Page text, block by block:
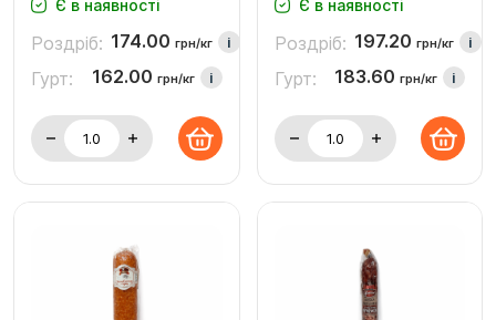
Є в наявності
Роздріб: 174.00 грн/кг i
Гурт: 162.00 грн/кг i
Є в наявності
Роздріб: 197.20 грн/кг i
Гурт: 183.60 грн/кг i